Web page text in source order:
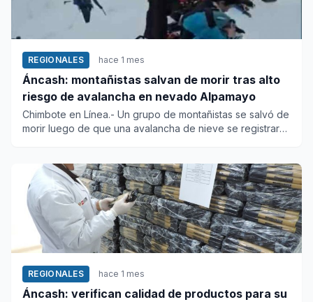
REGIONALES hace 1 mes
Áncash: montañistas salvan de morir tras alto
riesgo de avalancha en nevado Alpamayo
Chimbote en Línea.- Un grupo de montañistas se salvó de
morir luego de que una avalancha de nieve se registrara
REGIONALES hace 1 mes
Áncash: verifican calidad de productos para su